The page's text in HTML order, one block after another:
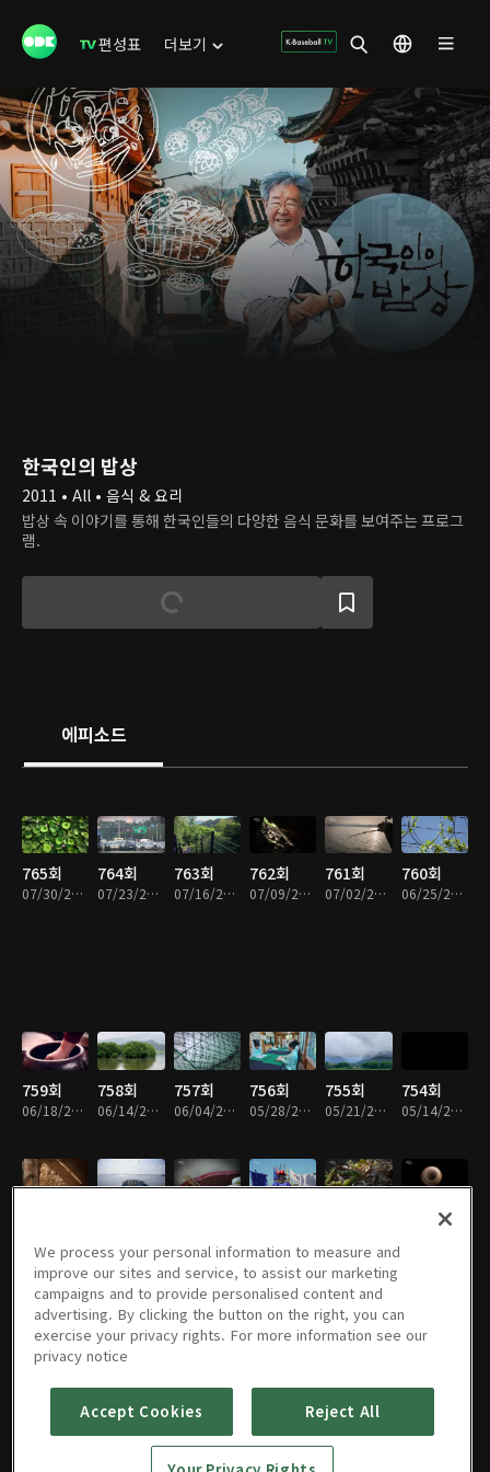
편성표 더보기
한국인의 밥상
2011 • All • 음식 & 요리
밥상 속 이야기를 통해 한국인들의 다양한 음식 문화를 보여주는 프로그
램.
에피소드
765회
07/30/2026 • 49분
764회
07/23/2026 • 49분
763회
07/16/2026 • 49분
762회
07/09/2026 • 49분
761회
07/02/2026 • 49분
760회
06/25/2026 • 49분
759회
06/18/2026 • 49분
758회
06/14/2026 • 49분
757회
06/04/2026 • 49분
756회
05/28/2026 • 49분
755회
05/21/2026 • 49분
754회
05/14/2026 • 49분
748회
747회
03/26/2026 • 49분
746회 745회 744회 743회 742회
We process your personal information to measure and
improve our sites and service, to assist our marketing
campaigns and to provide personalised content and
advertising. By clicking the button on the right, you can
exercise your privacy rights. For more information see our
privacy notice
Accept Cookies Reject All